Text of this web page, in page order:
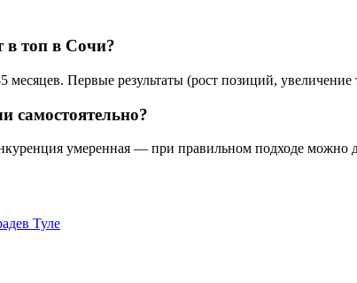
в топ в Сочи?
Первые результаты (рост позиций,
самостоятельно?
умеренная — при правильном подходе можно
в Туле